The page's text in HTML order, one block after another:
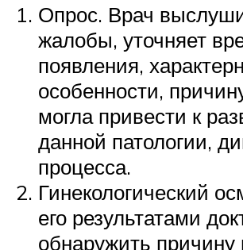
Опрос. Врач
жалобы, уточняет
появления,
особенности,
могла привести к
данной патологии,
процесса.
Гинекологический
его результатами
обнаружить причину